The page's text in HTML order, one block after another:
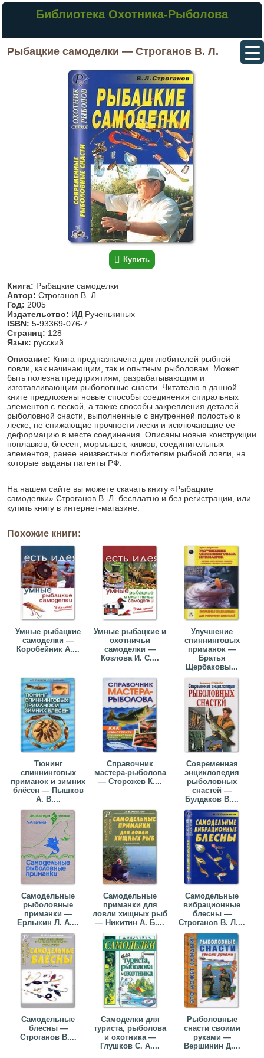
Библиотека Охотника-Рыболова
Рыбацкие самоделки — Строганов В. Л.
Купить
Книга: Рыбацкие самоделки
Автор: Строганов В. Л.
Год: 2005
Издательство: ИД Рученькиных
ISBN: 5-93369-076-7
Страниц: 128
Язык: русский
Описание: Книга предназначена для любителей рыбной
ловли, как начинающим, так и опытным рыболовам. Может
быть полезна предприятиям, разрабатывающим и
изготавливающим рыболовные снасти. Читателю в данной
книге предложены новые способы соединения спиральных
элементов с леской, а также способы закрепления деталей
рыболовной снасти, выполненные с внутренней полостью к
леске, не снижающие прочности лески и исключающие ее
деформацию в месте соединения. Описаны новые конструкции
поплавков, блесен, мормышек, кивков, соединительных
элементов, ранее неизвестных любителям рыбной ловли, на
которые выданы патенты РФ.
На нашем сайте вы можете скачать книгу «Рыбацкие
самоделки» Строганов В. Л. бесплатно и без регистрации, или
купить книгу в интернет-магазине.
Похожие книги:
Умные рыбацкие
самоделки —
Коробейник А....
Умные рыбацкие и
охотничьи
самоделки —
Козлова И. С....
Улучшение
спиннинговых
приманок —
Братья
Щербаковы...
Тюнинг
спиннинговых
приманок и зимних
блёсен — Пышков
А. В....
Справочник
мастера-рыболова
— Сторожев К....
Современная
энциклопедия
рыболовных
снастей —
Булдаков В....
Самодельные
рыболовные
приманки —
Ерлыкин Л. А....
Самодельные
приманки для
ловли хищных рыб
— Никитин А. Б....
Самодельные
вибрационные
блесны —
Строганов В. Л....
Самодельные
блесны —
Строганов В....
Самоделки для
туриста, рыболова
и охотника —
Глушков С. А....
Рыболовные
снасти своими
руками —
Вершинин Д....